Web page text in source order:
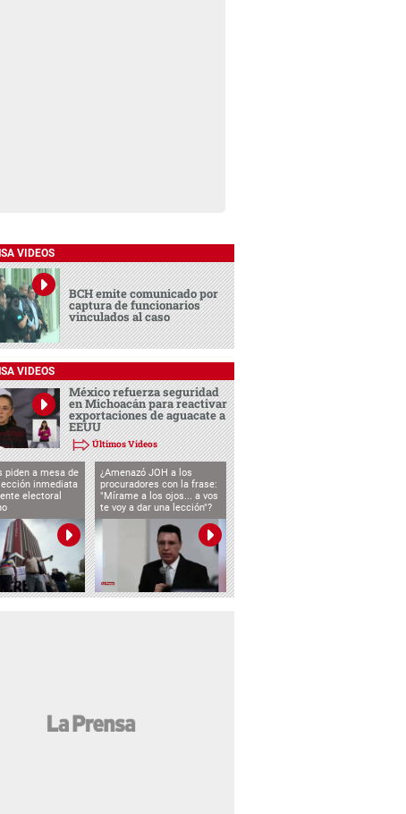
VIDEOS
BCH emite comunicado por
captura de funcionarios
vinculados al caso
VIDEOS
México refuerza seguridad
en Michoacán para reactivar
exportaciones de aguacate a
EEUU
Últimos Videos
piden a mesa de
inmediata
electoral
¿Amenazó JOH a los
procuradores con la frase:
"Mírame a los ojos... a vos
te voy a dar una lección"?